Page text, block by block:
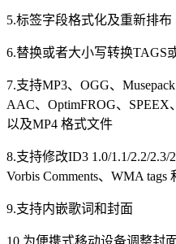
5.标签字段格式化及重新排布
6.替换或者大小写转换TAGS
7.支持MP3、OGG、
AAC、OptimFROG、SPEEX
以及MP4 格式文件
8.支持修改ID3 1.0/1.1/2.2/2.3/
Vorbis Comments、WMA tags
9.支持内嵌歌词和封面
10.为便携式移动设备调整封